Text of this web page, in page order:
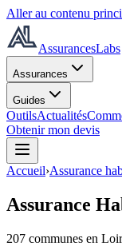
Aller au contenu
AssurancesLabs
Assurances
Guides
OutilsActualités
Obtenir mon devis
Accueil›Assurance
Assurance
207 communes en